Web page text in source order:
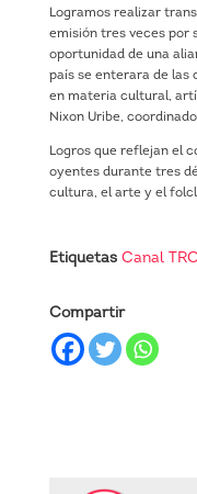
Logramos realizar
emisión tres veces por
oportunidad de una
país se enterara de las
en materia cultural,
Nixon Uribe,
Logros que reflejan el
oyentes durante tres
cultura, el arte y el
Etiquetas Canal
Compartir